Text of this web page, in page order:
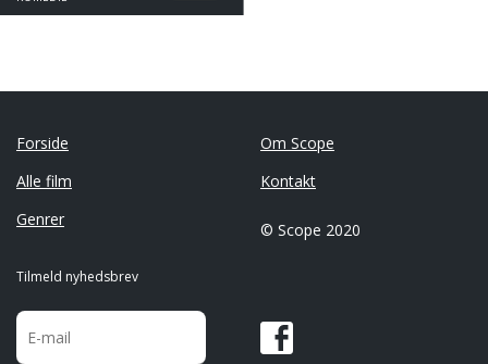
Forside
Alle film
Genrer
Om Scope
Kontakt
© Scope 2020
Tilmeld nyhedsbrev